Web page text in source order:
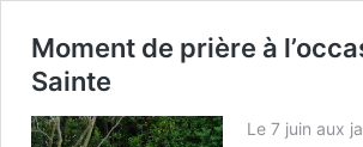
Moment de prière à
Sainte
Le 7 juin aux